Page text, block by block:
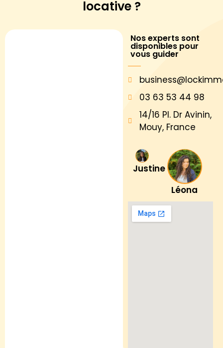
locative ?
Nos experts sont
disponibles pour
vous guider
03 63 53 44 98
14/16 Pl. Dr Avinin,
Mouy, France
Justine
Léona